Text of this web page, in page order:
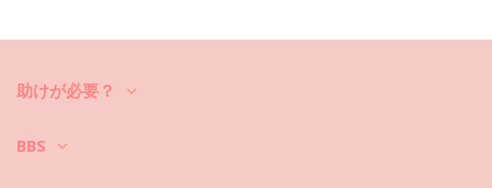
ニセットを楽しみたいのでしたら、良質な生地を選ぶのはもちろん、そ
まず第一に：ザラザラした表面はお避け下さい。座ったり横になったり
など）、木（破片など）などの表面に直接触れると、水着の柔らかい布
助けが必要？
BBS